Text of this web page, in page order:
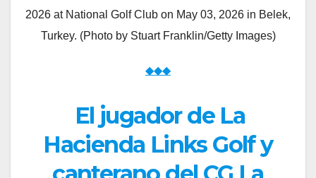
2026 at National Golf Club on May 03, 2026 in Belek,
Turkey. (Photo by Stuart Franklin/Getty Images)
◆◆◆
El jugador de La
Hacienda Links Golf y